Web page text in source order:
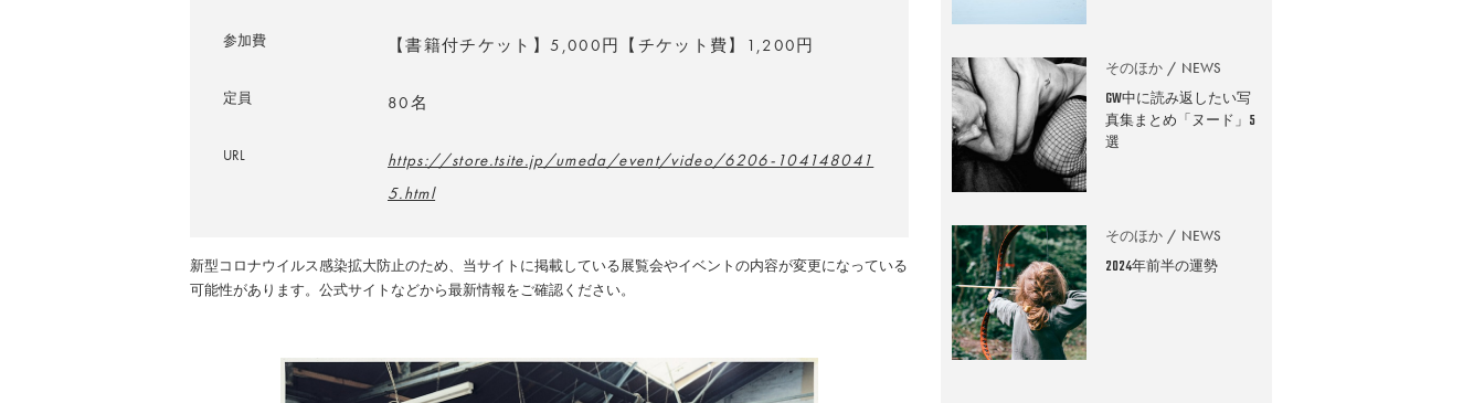
参加費 【書籍付チケット】5,000円【チケット費】1,200円
定員 80名
URL
https://store.tsite.jp/umeda/event/video/6206-104148041
5.html
新型コロナウイルス感染拡大防止のため、当サイトに掲載している展覧会やイベントの内容が変更になっている
可能性があります。公式サイトなどから最新情報をご確認ください。
そのほか NEWS
GW中に読み返したい写
真集まとめ「ヌード」5
選
そのほか NEWS
2024年前半の運勢